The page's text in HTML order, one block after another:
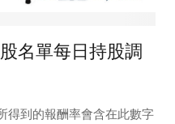
名單每日持股調
得到的報酬率會含在此數字